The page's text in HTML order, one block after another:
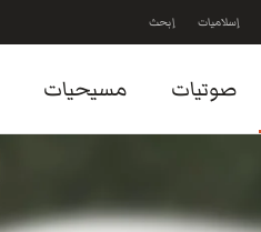
إسلاميات إبحث
صوتيات مسيحيات